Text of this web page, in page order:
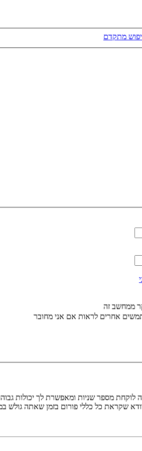
מתקדם
ממחשב זה
אחרים לראות אם אני מחובר
לוקחת מספר שניות ומאפשרת לך יכולות
שקראת כל כללי פורום בזמן שאתה גולש